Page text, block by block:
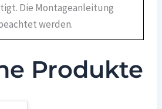
Die Montageanleitung
werden.
Produkte